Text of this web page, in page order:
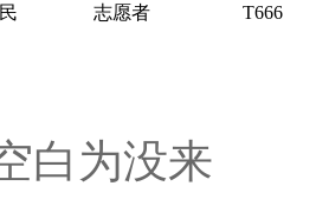
志愿者 T666
白为没来